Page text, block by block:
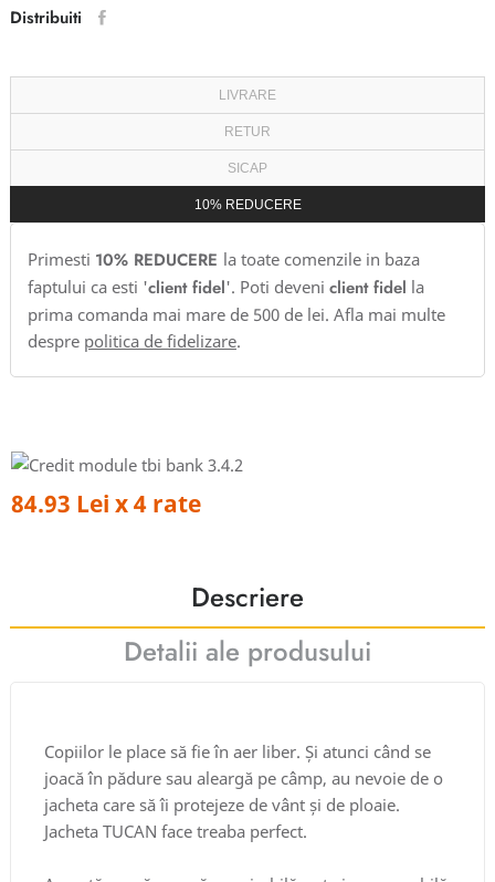
Distribuiti
LIVRARE
RETUR
SICAP
10% REDUCERE
Primesti 10% REDUCERE la toate comenzile in baza
faptului ca esti 'client fidel'. Poti deveni client fidel la
prima comanda mai mare de 500 de lei. Afla mai multe
despre politica de fidelizare.
84.93 Lei x 4 rate
Descriere
Detalii ale produsului
Copiilor le place să fie în aer liber. Și atunci când se
joacă în pădure sau aleargă pe câmp, au nevoie de o
jacheta care să îi protejeze de vânt și de ploaie.
Jacheta TUCAN face treaba perfect.